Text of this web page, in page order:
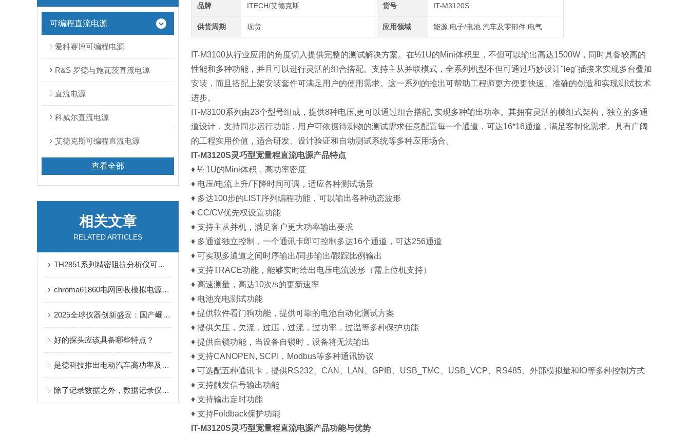
可编程直流电源
爱科赛博可编程电源
R&S 罗德与施瓦茨直流电源
直流电源
科威尔直流电源
艾德克斯可编程直流电源
查看全部
相关文章
RELATED ARTICLES
TH2851系列精密阻抗分析仪可以通过光标分析能力实现哪些功能
chroma61860电网回收模拟电源的奥秘探索
2025全球仪器创新盛景：国产崛起“破茧”，国际竞逐“拓新”
好的探头应该具备哪些特点？
是德科技推出电动汽车高功率及兆瓦级充电测试解决方案
除了记录数据之外，数据记录仪还有哪些功能
品牌 ITECH/艾德克斯 货号 IT-M3120S
供货周期 现货 应用领域 能源,电子/电池,汽车及零部件,电气
IT-M3100从行业应用的角度切入提供完整的测试解决方案。在½1U的Mini体积里，不但可以输出高达1500W，同时具备较高的
性能和多种功能，并且可以进行灵活的组合搭配。支持主从并联模式，全系列机型不但可通过巧妙设计"leg"插接来实现多台叠加
安装，而且搭配上架安装套件可满足用户的使用需求。这一系列的推出可帮助工程师更方便更快速、准确的创造和实现测试技术
进步。
IT-M3100系列由23个型号组成，提供8种电压,更可以通过组合搭配, 实现多种输出功率。其拥有灵活的模组式架构，独立的多通
道设计，支持同步运行功能，用户可依据待测物的测试需求任意配置每一个通道，可达16*16通道，满足客制化需求。具有广阔
的工程实用价值，适合研发、设计验证和自动测试系统等多种应用场合。
IT-M3120S灵巧型宽量程直流电源产品特点
♦ ½ 1U的Mini体积，高功率密度
♦ 电压/电流上升/下降时间可调，适应各种测试场景
♦ 多达100步的LIST序列编程功能，可以输出各种动态波形
♦ CC/CV优先权设置功能
♦ 支持主从并机，满足客户更大功率输出要求
♦ 多通道独立控制，一个通讯卡即可控制多达16个通道，可达256通道
♦ 可实现多通道之间时序输出/同步输出/跟踪比例输出
♦ 支持TRACE功能，能够实时绘出电压电流波形（需上位机支持）
♦ 高速测量，高达10次/s的更新速率
♦ 电池充电测试功能
♦ 提供软件看门狗功能，提供可靠的电池自动化测试方案
♦ 提供欠压，欠流，过压，过流，过功率，过温等多种保护功能
♦ 提供自锁功能，当设备自锁时，设备将无法输出
♦ 支持CANOPEN, SCPI，Modbus等多种通讯协议
♦ 可选配五种通讯卡，提供RS232、CAN、LAN、GPIB、USB_TMC、USB_VCP、RS485、外部模拟量和IO等多种控制方式
♦ 支持触发信号输出功能
♦ 支持输出定时功能
♦ 支持Foldback保护功能
IT-M3120S灵巧型宽量程直流电源产品功能与优势